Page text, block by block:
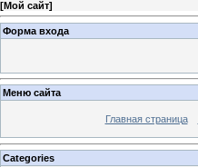
[Мой сайт]
Форма входа
Меню сайта
Главная страница
Categories